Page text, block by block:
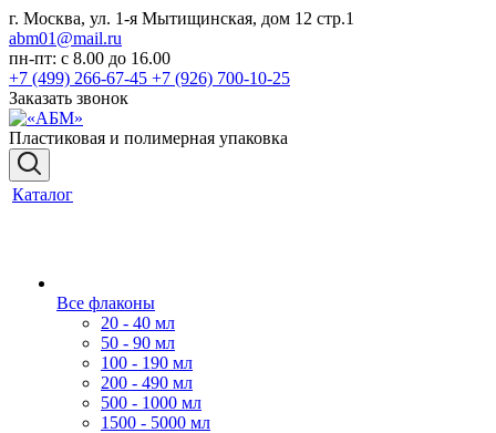
г. Москва, ул. 1-я Мытищинская, дом 12 стр.1
abm01@mail.ru
пн-пт: с 8.00 до 16.00
+7 (499) 266-67-45 +7 (926) 700-10-25
Заказать звонок
Пластиковая и полимерная упаковка
Каталог
Все флаконы
20 - 40 мл
50 - 90 мл
100 - 190 мл
200 - 490 мл
500 - 1000 мл
1500 - 5000 мл